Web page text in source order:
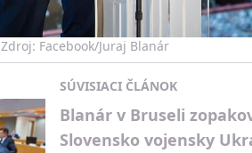
Zdroj: Facebook/Juraj Blanár
SÚVISIACI ČLÁNOK
Blanár v Bruseli
Slovensko vojensky